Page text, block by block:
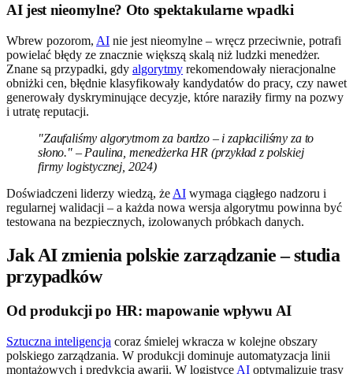
AI jest nieomylne? Oto spektakularne wpadki
Wbrew pozorom, AI nie jest nieomylne – wręcz przeciwnie, potrafi
powielać błędy ze znacznie większą skalą niż ludzki menedżer.
Znane są przypadki, gdy algorytmy rekomendowały nieracjonalne
obniżki cen, błędnie klasyfikowały kandydatów do pracy, czy nawet
generowały dyskryminujące decyzje, które naraziły firmy na pozwy
i utratę reputacji.
"Zaufaliśmy algorytmom za bardzo – i zapłaciliśmy za to
słono." – Paulina, menedżerka HR (przykład z polskiej
firmy logistycznej, 2024)
Doświadczeni liderzy wiedzą, że AI wymaga ciągłego nadzoru i
regularnej walidacji – a każda nowa wersja algorytmu powinna być
testowana na bezpiecznych, izolowanych próbkach danych.
Jak AI zmienia polskie zarządzanie – studia
przypadków
Od produkcji po HR: mapowanie wpływu AI
Sztuczna inteligencja coraz śmielej wkracza w kolejne obszary
polskiego zarządzania. W produkcji dominuje automatyzacja linii
montażowych i predykcja awarii. W logistyce AI optymalizuje trasy